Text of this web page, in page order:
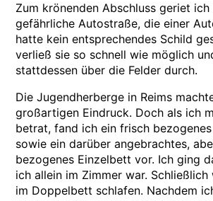
Zum krönenden Abschluss geriet
gefährliche Autostraße, die einer
hatte kein entsprechendes Schild
verließ sie so schnell wie möglich
stattdessen über die Felder durch.
Die Jugendherberge in Reims
großartigen Eindruck. Doch als ich
betrat, fand ich ein frisch
sowie ein darüber angebrachtes,
bezogenes Einzelbett vor. Ich ging
ich allein im Zimmer war.
im Doppelbett schlafen. Nachdem